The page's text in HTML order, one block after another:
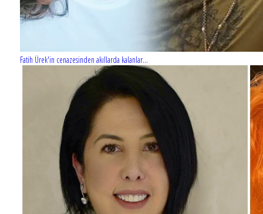
Fatih Ürek'in cenazesinden akıllarda kalanlar...